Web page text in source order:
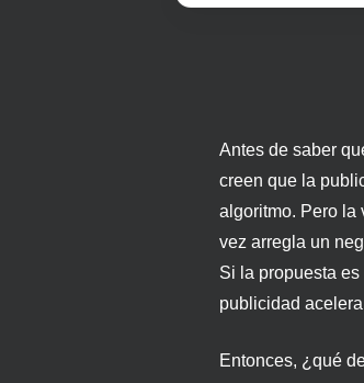
Antes de saber
creen que la
algoritmo. Pero la
vez arregla un
Si la propuesta
publicidad
Entonces, ¿qué